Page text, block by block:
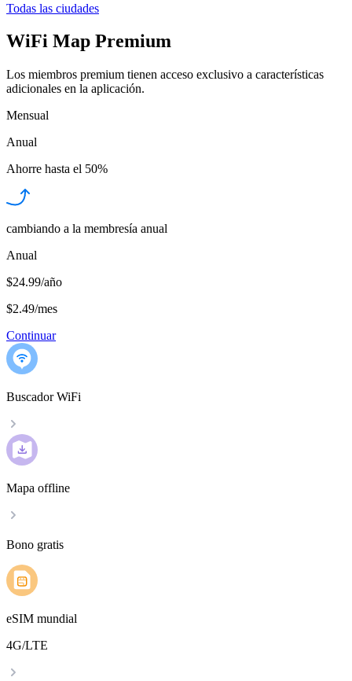
Todas las ciudades
WiFi Map Premium
Los miembros premium tienen acceso exclusivo a características
adicionales en la aplicación.
Mensual
Anual
Ahorre hasta el 50%
cambiando a la membresía anual
Anual
$24.99/año
$2.49/mes
Continuar
Buscador WiFi
Mapa offline
Bono gratis
eSIM mundial
4G/LTE